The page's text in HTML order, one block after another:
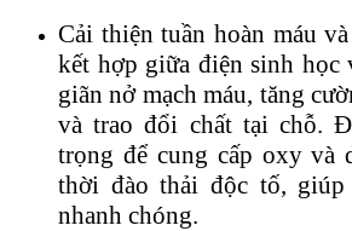
Cải thiện tuần hoàn máu
kết hợp giữa điện sinh học
giãn nở mạch máu, tăng
và trao đổi chất tại chỗ.
trọng để cung cấp oxy và
thời đào thải độc tố,
nhanh chóng.